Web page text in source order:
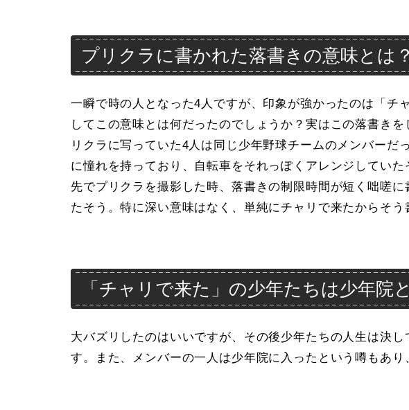
プリクラに書かれた落書きの意味とは？
一瞬で時の人となった4人ですが、印象が強かったのは「チ
してこの意味とは何だったのでしょうか？実はこの落書き
リクラに写っていた4人は同じ少年野球チームのメンバーだ
に憧れを持っており、自転車をそれっぽくアレンジしてい
先でプリクラを撮影した時、落書きの制限時間が短く咄嗟
たそう。特に深い意味はなく、単純にチャリで来たからそう
「チャリで来た」の少年たちは少年院
大バズリしたのはいいですが、その後少年たちの人生は決
す。また、メンバーの一人は少年院に入ったという噂もあり